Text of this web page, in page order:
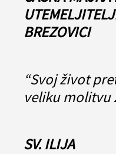
BREZOVICI
“Svoj život
veliku molitvu
SV. ILIJA